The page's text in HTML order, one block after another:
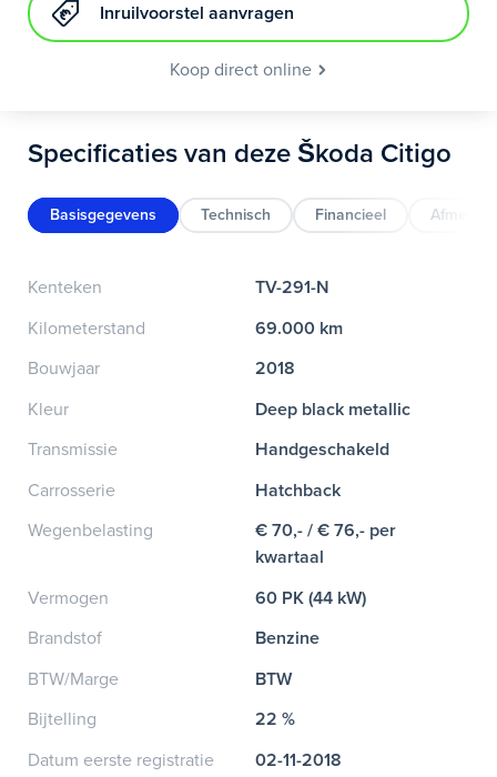
Inruilvoorstel aanvragen
Koop direct online
Specificaties van deze Škoda Citigo
Basisgegevens Technisch Financieel
Kenteken
TV-291-N
Kilometerstand
69.000 km
Bouwjaar
2018
Kleur
Deep black metallic
Transmissie
Handgeschakeld
Carrosserie
Hatchback
Wegenbelasting
€ 70,- / € 76,- per
kwartaal
Vermogen
60 PK (44 kW)
Brandstof
Benzine
BTW/Marge
BTW
Bijtelling
22 %
Datum eerste registratie
02-11-2018